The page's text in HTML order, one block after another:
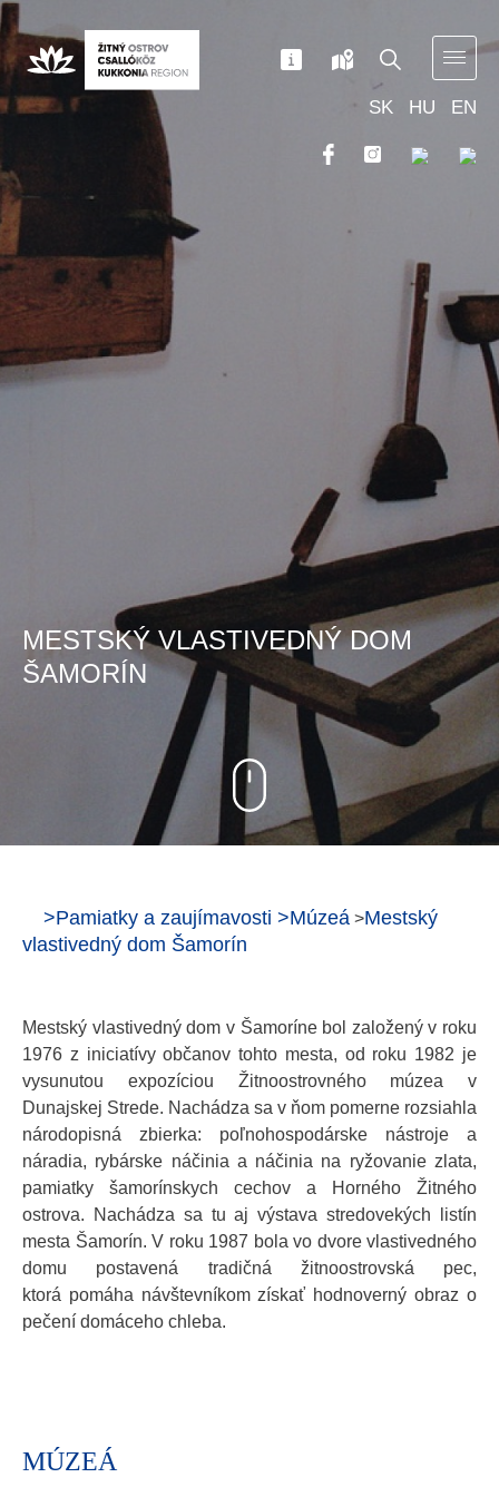
MESTSKÝ VLASTIVEDNÝ DOM
ŠAMORÍN
SK HU EN
>Pamiatky a zaujímavosti >Múzeá >Mestský
vlastivedný dom Šamorín
Mestský vlastivedný dom v Šamoríne bol založený v roku
1976 z iniciatívy občanov tohto mesta, od roku 1982 je
vysunutou expozíciou Žitnoostrovného múzea v
Dunajskej Strede. Nachádza sa v ňom pomerne rozsiahla
národopisná zbierka: poľnohospodárske nástroje a
náradia, rybárske náčinia a náčinia na ryžovanie zlata,
pamiatky šamorínskych cechov a Horného Žitného
ostrova. Nachádza sa tu aj výstava stredovekých listín
mesta Šamorín. V roku 1987 bola vo dvore vlastivedného
domu postavená tradičná žitnoostrovská pec,
ktorá pomáha návštevníkom získať hodnoverný obraz o
pečení domáceho chleba.
MÚZEÁ